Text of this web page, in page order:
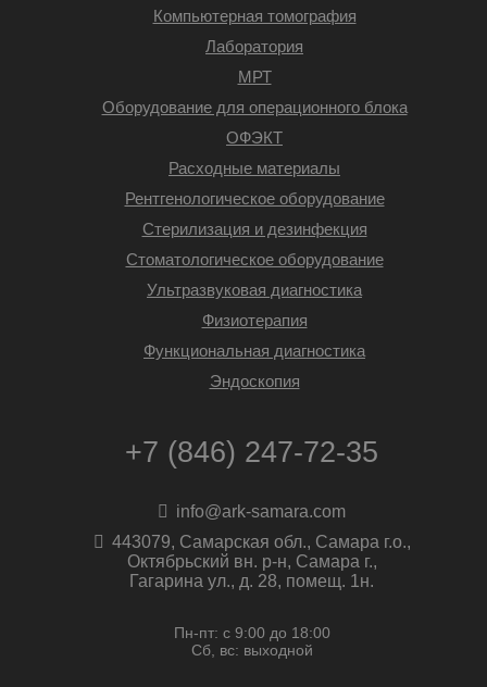
Компьютерная томография
Лаборатория
МРТ
Оборудование для операционного блока
ОФЭКТ
Расходные материалы
Рентгенологическое оборудование
Стерилизация и дезинфекция
Стоматологическое оборудование
Ультразвуковая диагностика
Физиотерапия
Функциональная диагностика
Эндоскопия
+7 (846) 247-72-35
info@ark-samara.com
443079, Самарская обл., Самара г.о.,
Октябрьский вн. р-н, Самара г.,
Гагарина ул., д. 28, помещ. 1н.
Пн-пт: с 9:00 до 18:00
Сб, вс: выходной